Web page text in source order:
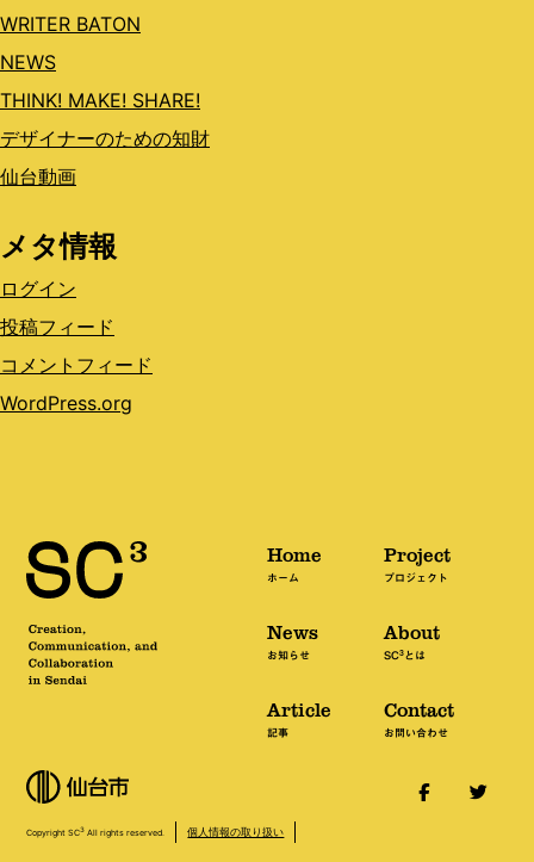
WRITER BATON
NEWS
THINK! MAKE! SHARE!
デザイナーのための知財
仙台動画
メタ情報
ログイン
投稿フィード
コメントフィード
WordPress.org
Home
ホーム
News
お知らせ
Article
記事
Project
プロジェクト
About
SC3とは
Contact
お問い合わせ
Copyright SC3 All rights reserved. 個人情報の取り扱い